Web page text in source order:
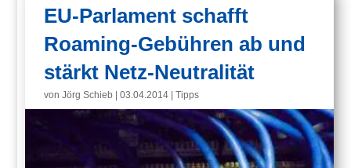
EU-Parlament schafft
Roaming-Gebühren ab und
stärkt Netz-Neutralität
vonJörg Schieb |03.04.2014 |Tipps